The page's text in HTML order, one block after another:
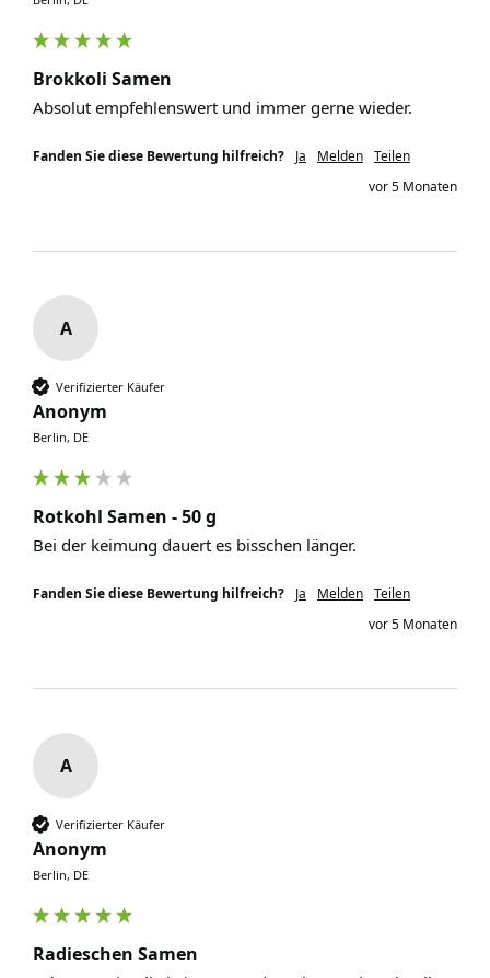
Brokkoli Samen
Absolut empfehlenswert und immer gerne wieder.
Fanden Sie diese Bewertung hilfreich? Ja Melden Teilen
vor 5 Monaten
A
Verifizierter Käufer
Anonym
Berlin, DE
Rotkohl Samen - 50 g
Bei der keimung dauert es bisschen länger.
Fanden Sie diese Bewertung hilfreich? Ja Melden Teilen
vor 5 Monaten
A
Verifizierter Käufer
Anonym
Berlin, DE
Radieschen Samen